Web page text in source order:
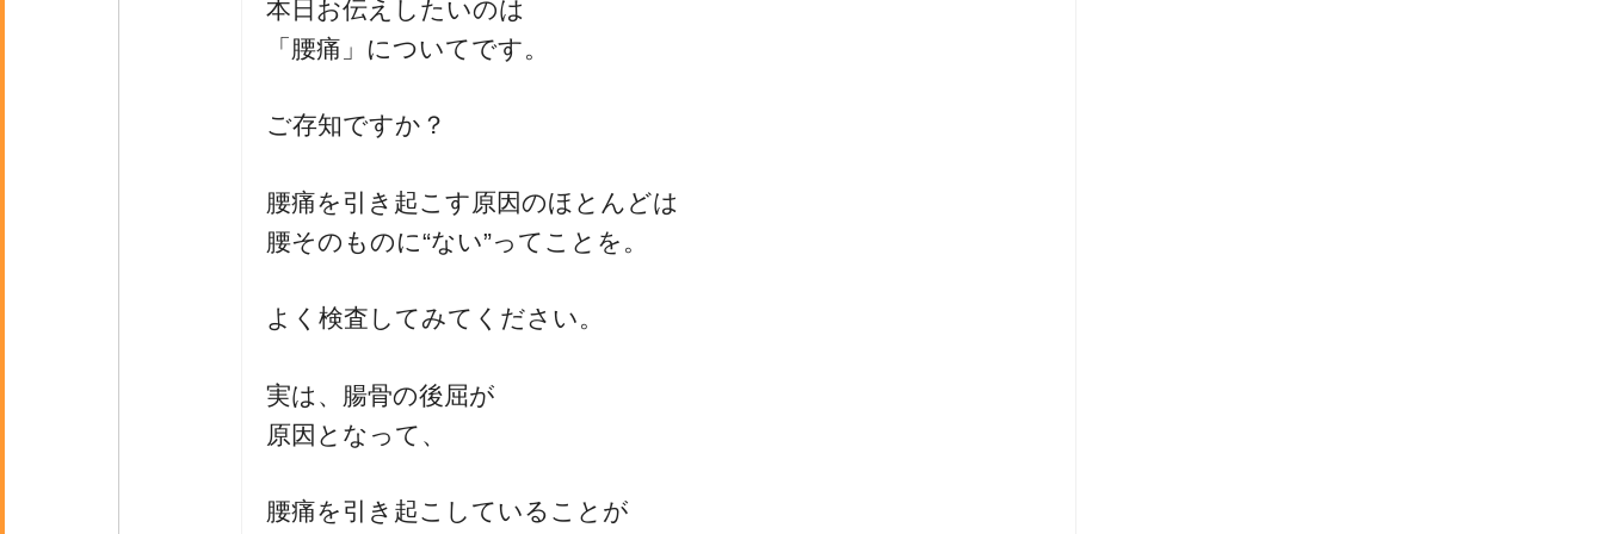
本日お伝えしたいのは
「腰痛」についてです。
ご存知ですか？
腰痛を引き起こす原因のほとんどは
腰そのものに“ない”ってことを。
よく検査してみてください。
実は、腸骨の後屈が
原因となって、
腰痛を引き起こしていることが